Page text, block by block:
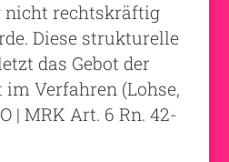
rechtskräftig
Diese strukturelle
das Gebot der
Verfahren (Lohse,
| MRK Art. 6 Rn. 42-